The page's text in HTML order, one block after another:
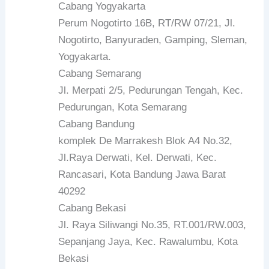
Cabang Yogyakarta
Perum Nogotirto 16B, RT/RW 07/21, Jl.
Nogotirto, Banyuraden, Gamping, Sleman,
Yogyakarta.
Cabang Semarang
Jl. Merpati 2/5, Pedurungan Tengah, Kec.
Pedurungan, Kota Semarang
Cabang Bandung
komplek De Marrakesh Blok A4 No.32,
Jl.Raya Derwati, Kel. Derwati, Kec.
Rancasari, Kota Bandung Jawa Barat
40292
Cabang Bekasi
Jl. Raya Siliwangi No.35, RT.001/RW.003,
Sepanjang Jaya, Kec. Rawalumbu, Kota
Bekasi